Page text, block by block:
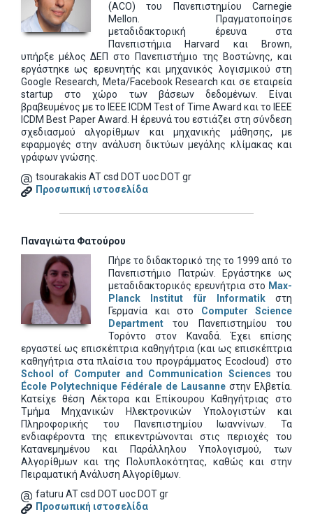
(ACO) του Πανεπιστημίου Carnegie
Mellon. Πραγματοποίησε
μεταδιδακτορική έρευνα στα
Πανεπιστήμια Harvard και Brown,
υπήρξε μέλος ΔΕΠ στο Πανεπιστήμιο της Βοστώνης, και
εργάστηκε ως ερευνητής και μηχανικός λογισμικού στη
Google Research, Meta/Facebook Research και σε εταιρεία
startup στο χώρο των βάσεων δεδομένων. Είναι
βραβευμένος με το IEEE ICDM Test of Time Award και το IEEE
ICDM Best Paper Award. Η έρευνά του εστιάζει στη σύνδεση
σχεδιασμού αλγορίθμων και μηχανικής μάθησης, με
εφαρμογές στην ανάλυση δικτύων μεγάλης κλίμακας και
γράφων γνώσης.
tsourakakis AT csd DOT uoc DOT gr
Προσωπική ιστοσελίδα
Παναγιώτα Φατούρου
Πήρε το διδακτορικό της το 1999 από το
Πανεπιστήμιο Πατρών. Εργάστηκε ως
μεταδιδακτορικός ερευνήτρια στο Max-
Planck Institut für Informatikστη
Γερμανία και στο Computer Science
Department του Πανεπιστημίου του
Τορόντο στον Καναδά. Έχει επίσης
εργαστεί ως επισκέπτρια καθηγήτρια (και ως επισκέπτρια
καθηγήτρια στα πλαίσια του προγράμματος Ecocloud) στο
School of Computer and Communication Sciences του
École Polytechnique Fédérale de Lausanne στην Ελβετία.
Κατείχε θέση Λέκτορα και Επίκουρου Καθηγήτριας στο
Τμήμα Μηχανικών Ηλεκτρονικών Υπολογιστών και
Πληροφορικής του Πανεπιστημίου Ιωαννίνων. Τα
ενδιαφέροντα της επικεντρώνονται στις περιοχές του
Κατανεμημένου και Παράλληλου Υπολογισμού, των
Αλγορίθμων και της Πολυπλοκότητας, καθώς και στην
Πειραματική Ανάλυση Αλγορίθμων.
faturu AT csd DOT uoc DOT gr
Προσωπική ιστοσελίδα